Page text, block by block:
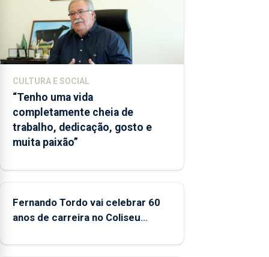
CULTURA E SOCIAL
“Tenho uma vida
completamente cheia de
trabalho, dedicação, gosto e
muita paixão”
Fernando Tordo vai celebrar 60
anos de carreira no Coliseu